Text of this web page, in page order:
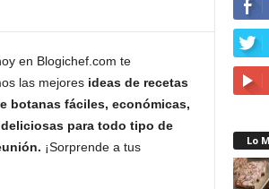
en Blogichef.com te
las mejores ideas de recetas
botanas fáciles, económicas,
para todo tipo de
¡Sorprende a tus
Lo